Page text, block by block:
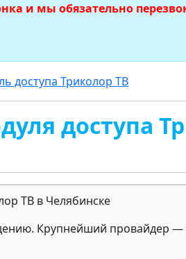
и мы обязательно
доступа Триколор ТВ
доступа
Крупнейший провайдер —